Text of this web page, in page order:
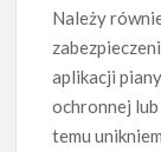
Należy
aplikacji
ochronnej
temu